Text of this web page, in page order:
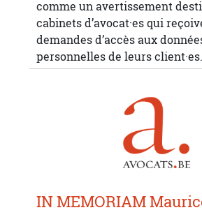
comme un avertissement
cabinets d’avocat·es qui
demandes d’accès aux
personnelles de leurs client·es.
IN MEMORIAM